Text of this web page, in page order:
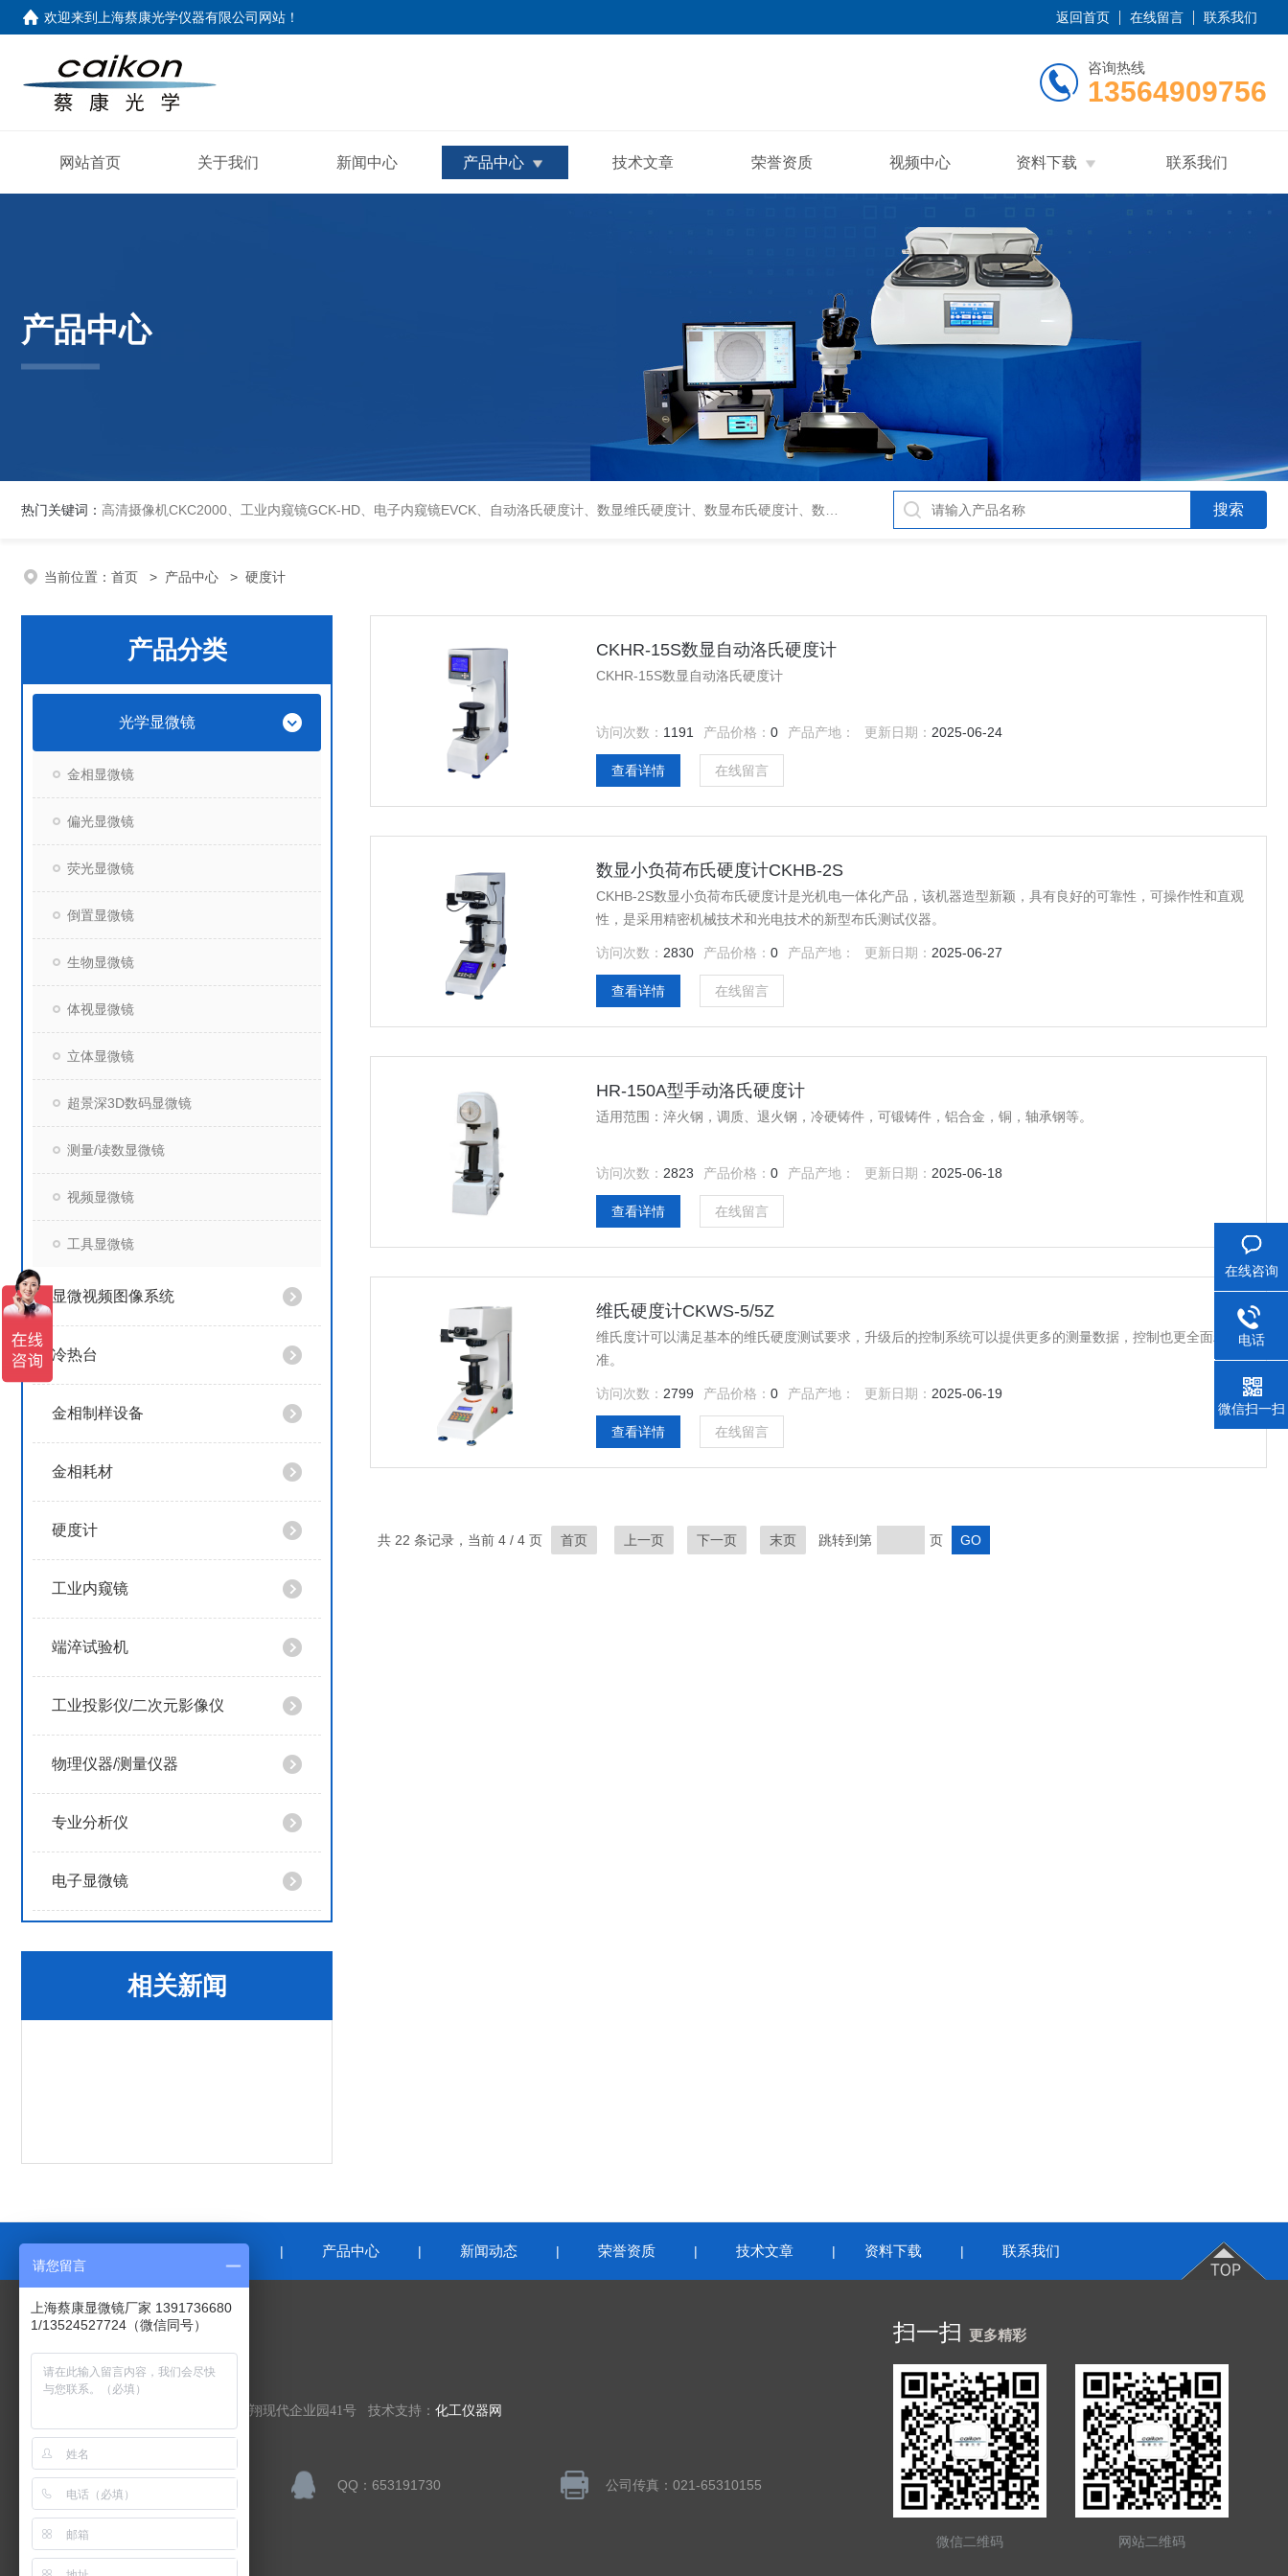
欢迎来到 上海蔡康光学仪器有限公司网站 ！ 返回首页 在线留言 联系我们
咨询热线
13564909756
网站首页 关于我们 新闻中心 产品中心 技术文章 荣誉资质 视频中心 资料下载 联系我们
产品中心
热门关键词： 高清摄像机CKC2000、工业内窥镜GCK-HD、电子内窥镜EVCK、自动洛氏硬度计、数显维氏硬度计、数显布氏硬度计、数显维氏硬度计、液晶自动淬火试验机CK-IV-2、倒置金相显微镜DMM-480C、透反射偏光显微镜XPF-550C、倒置生物显微镜XDS-800C、荧光显微镜DFM-66C、体视显微镜XTL-3400C、金相抛光机PG-2A、金相预磨机YM-2A、金相切割机QG-4A、金相镶嵌机XQ-1、自动金相磨抛机YMPZ-2、金相磨平机MPJ-25
当前位置： 首页 > 产品中心 > 硬度计
产品分类
光学显微镜
金相显微镜
偏光显微镜
荧光显微镜
倒置显微镜
生物显微镜
体视显微镜
立体显微镜
超景深3D数码显微镜
测量/读数显微镜
视频显微镜
工具显微镜
显微视频图像系统
冷热台
金相制样设备
金相耗材
硬度计
工业内窥镜
端淬试验机
工业投影仪/二次元影像仪
物理仪器/测量仪器
专业分析仪
电子显微镜
相关新闻
CKHR-15S数显自动洛氏硬度计
CKHR-15S数显自动洛氏硬度计
访问次数： 1191 产品价格： 0 产品产地： 更新日期： 2025-06-24
查看详情 在线留言
数显小负荷布氏硬度计CKHB-2S
CKHB-2S数显小负荷布氏硬度计是光机电一体化产品，该机器造型新颖，具有良好的可靠性，可操作性和直观
性，是采用精密机械技术和光电技术的新型布氏测试仪器。
访问次数： 2830 产品价格： 0 产品产地： 更新日期： 2025-06-27
查看详情 在线留言
HR-150A型手动洛氏硬度计
适用范围：淬火钢，调质、退火钢，冷硬铸件，可锻铸件，铝合金，铜，轴承钢等。
访问次数： 2823 产品价格： 0 产品产地： 更新日期： 2025-06-18
查看详情 在线留言
维氏硬度计CKWS-5/5Z
维氏度计可以满足基本的维氏硬度测试要求，升级后的控制系统可以提供更多的测量数据，控制也更全面精
准。
访问次数： 2799 产品价格： 0 产品产地： 更新日期： 2025-06-19
查看详情 在线留言
共 22 条记录，当前 4 / 4 页 首页 上一页 下一页 末页 跳转到第 页
| 产品中心 | 新闻动态 | 荣誉资质 | 技术文章 | 资料下载 | 联系我们
联系我们
上海蔡康光学仪器有限公司
公司地址：上海市嘉定区顺达路98弄南翔现代企业园41号 技术支持： 化工仪器网
QQ：653191730 公司传真：021-65310155
邮箱：sales@caikon.com
扫一扫 更多精彩
微信二维码 网站二维码
在线咨询
电话
微信扫一扫
请您留言
上海蔡康显微镜厂家 1391736680
1/13524527724（微信同号）